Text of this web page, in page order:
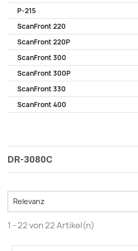
P-215
ScanFront 220
ScanFront 220P
ScanFront 300
ScanFront 300P
ScanFront 330
ScanFront 400
DR-3080C
Relevanz
1 - 22 von 22 Artikel(n)